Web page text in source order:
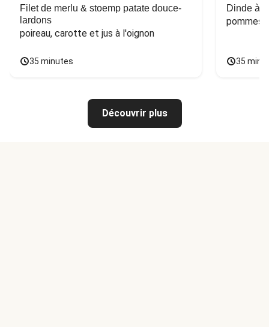
Filet de merlu & stoemp patate douce-
lardons
poireau, carotte et jus à l'oignon
35 minutes
Dinde à
pommes
35
Découvrir plus